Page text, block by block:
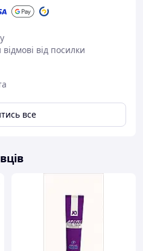
від посилки
все